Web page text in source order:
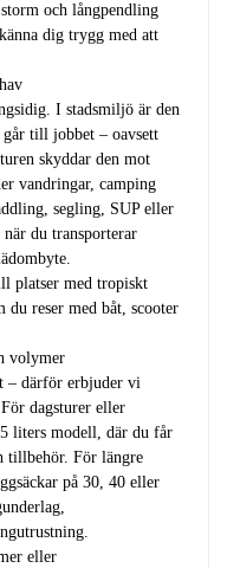
och långpendling
dig trygg med att
I stadsmiljö är den
till jobbet – oavsett
skyddar den mot
vandringar, camping
segling, SUP eller
du transporterar
platser med tropiskt
reser med båt, scooter
volymer
– därför erbjuder vi
dagsturer eller
liters modell, där du får
tillbehör. För längre
på 30, 40 eller
eller